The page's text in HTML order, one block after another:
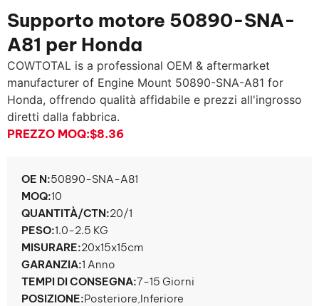
Supporto motore 50890-SNA-
A81 per Honda
COWTOTAL is a professional OEM & aftermarket
manufacturer of Engine Mount 50890-SNA-A81 for
Honda, offrendo qualità affidabile e prezzi all'ingrosso
diretti dalla fabbrica.
PREZZO MOQ:$8.36
OE N:50890-SNA-A81
MOQ:10
QUANTITÀ/CTN:20/1
PESO:1.0-2.5 KG
MISURARE:20x15x15cm
GARANZIA:1 Anno
TEMPI DI CONSEGNA:7-15 Giorni
POSIZIONE:Posteriore,Inferiore